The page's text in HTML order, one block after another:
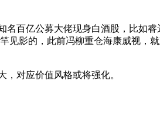
百亿公募大佬现身白酒股，比如睿
见影的，此前冯柳重仓海康威视，
对应价值风格或将强化。